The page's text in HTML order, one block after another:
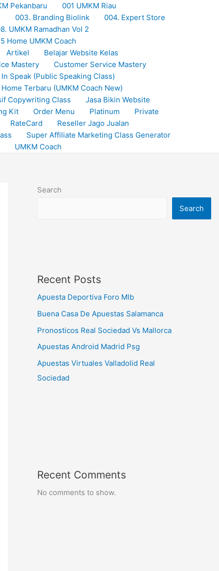
Pekanbaru
001 UMKM Riau
003. Branding Biolink
004. Expert Store
UMKM Ramadhan Vol 2
Home UMKM Coach
Artikel
Belajar Website Kelas
Mastery
Customer Service Mastery
Speak (Public Speaking Class)
Home Terbaru (UMKM Coach New)
Copywriting Class
Jasa Bikin Website
Kit
Order Menu Platinum
Private
RateCard
Reseller Jago Jualan
Super Affiliate Marketing Class Generator
UMKM Coach
Search
Search
Recent Posts
Apuesta Deportiva Foro Mlb
Buena Casa De Apuestas Salamanca
Pronosticos Real Sociedad Vs Mallorca
Apuestas Android Madrid Psg
Apuestas Virtuales Valladolid Real
Sociedad
Recent Comments
No comments to show.